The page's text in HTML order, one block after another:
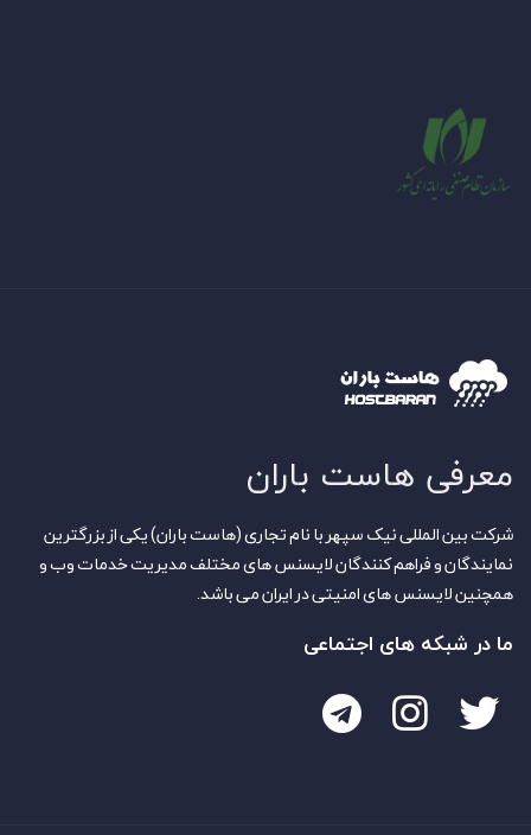
معرفی هاست باران
شرکت بین المللی نیک سپهر با نام تجاری (هاست باران) یکی از بزرگترین
نمایندگان و فراهم کنندگان لایسنس های مختلف مدیریت خدمات وب و
همچنین لایسنس های امنیتی در ایران می باشد.
ما در شبکه های اجتماعی